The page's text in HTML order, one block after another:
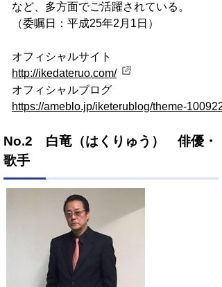
など、多方面でご活躍されている。
（委嘱日：平成25年2月1日）
オフィシャルサイト
http://ikedateruo.com/
オフィシャルブログ
https://ameblo.jp/iketerublog/theme-
No.2 白竜（はくりゅう） 俳優・
歌手